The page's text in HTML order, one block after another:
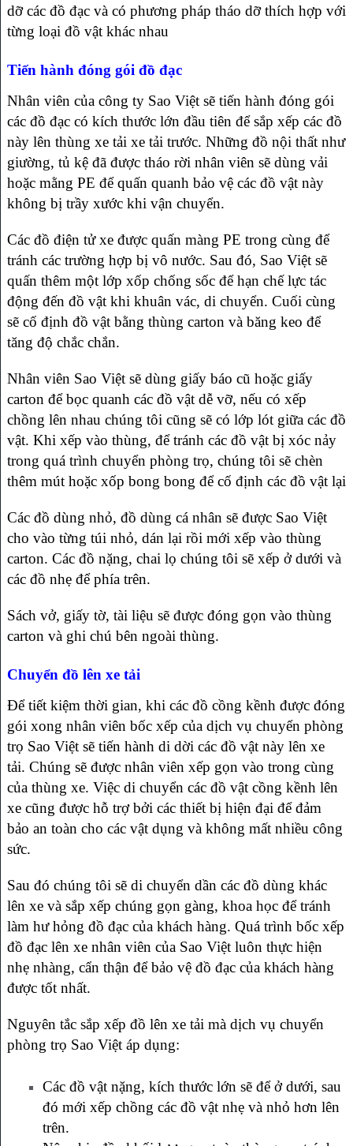
dỡ các đồ đạc và có phương pháp tháo dỡ thích hợp với
từng loại đồ vật khác nhau
Tiến hành đóng gói đồ đạc
Nhân viên của công ty Sao Việt sẽ tiến hành đóng gói
các đồ đạc có kích thước lớn đầu tiên để sắp xếp các đồ
này lên thùng xe tải xe tải trước. Những đồ nội thất như
giường, tủ kệ đã được tháo rời nhân viên sẽ dùng vải
hoặc mằng PE để quấn quanh bảo vệ các đồ vật này
không bị trầy xước khi vận chuyển.
Các đồ điện tử xe được quấn màng PE trong cùng để
tránh các trường hợp bị vô nước. Sau đó, Sao Việt sẽ
quấn thêm một lớp xốp chống sốc để hạn chế lực tác
động đến đồ vật khi khuân vác, di chuyển. Cuối cùng
sẽ cố định đồ vật bằng thùng carton và băng keo để
tăng độ chắc chắn.
Nhân viên Sao Việt sẽ dùng giấy báo cũ hoặc giấy
carton để bọc quanh các đồ vật dễ vỡ, nếu có xếp
chồng lên nhau chúng tôi cũng sẽ có lớp lót giữa các đồ
vật. Khi xếp vào thùng, để tránh các đồ vật bị xóc nảy
trong quá trình chuyển phòng trọ, chúng tôi sẽ chèn
thêm mút hoặc xốp bong bong để cố định các đồ vật lại
Các đồ dùng nhỏ, đồ dùng cá nhân sẽ được Sao Việt
cho vào từng túi nhỏ, dán lại rồi mới xếp vào thùng
carton. Các đồ nặng, chai lọ chúng tôi sẽ xếp ở dưới và
các đồ nhẹ để phía trên.
Sách vở, giấy tờ, tài liệu sẽ được đóng gọn vào thùng
carton và ghi chú bên ngoài thùng.
Chuyển đồ lên xe tải
Để tiết kiệm thời gian, khi các đồ cồng kềnh được đóng
gói xong nhân viên bốc xếp của dịch vụ chuyển phòng
trọ Sao Việt sẽ tiến hành di dời các đồ vật này lên xe
tải. Chúng sẽ được nhân viên xếp gọn vào trong cùng
của thùng xe. Việc di chuyển các đồ vật cồng kềnh lên
xe cũng được hỗ trợ bởi các thiết bị hiện đại để đảm
bảo an toàn cho các vật dụng và không mất nhiều công
sức.
Sau đó chúng tôi sẽ di chuyển dần các đồ dùng khác
lên xe và sắp xếp chúng gọn gàng, khoa học để tránh
làm hư hỏng đồ đạc của khách hàng. Quá trình bốc xếp
đồ đạc lên xe nhân viên của Sao Việt luôn thực hiện
nhẹ nhàng, cẩn thận để bảo vệ đồ đạc của khách hàng
được tốt nhất.
Nguyên tắc sắp xếp đồ lên xe tải mà dịch vụ chuyển
phòng trọ Sao Việt áp dụng:
Các đồ vật nặng, kích thước lớn sẽ để ở dưới, sau
đó mới xếp chồng các đồ vật nhẹ và nhỏ hơn lên
trên.